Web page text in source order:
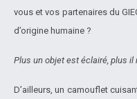
vous et vos partenaires du
d’origine humaine ?
Plus un objet est éclairé, plus il
D’ailleurs, un camouflet